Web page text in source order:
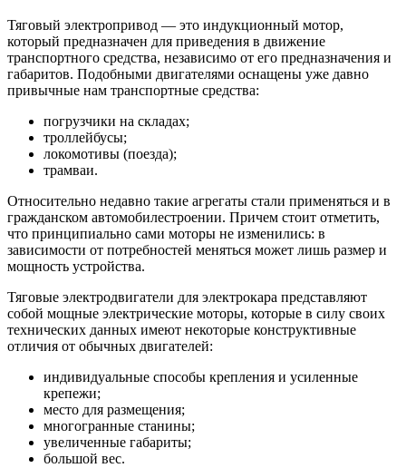
Тяговый электропривод — это индукционный мотор,
который предназначен для приведения в движение
транспортного средства, независимо от его предназначения и
габаритов. Подобными двигателями оснащены уже давно
привычные нам транспортные средства:
погрузчики на складах;
троллейбусы;
локомотивы (поезда);
трамваи.
Относительно недавно такие агрегаты стали применяться и в
гражданском автомобилестроении. Причем стоит отметить,
что принципиально сами моторы не изменились: в
зависимости от потребностей меняться может лишь размер и
мощность устройства.
Тяговые электродвигатели для электрокара представляют
собой мощные электрические моторы, которые в силу своих
технических данных имеют некоторые конструктивные
отличия от обычных двигателей:
индивидуальные способы крепления и усиленные
крепежи;
место для размещения;
многогранные станины;
увеличенные габариты;
большой вес.